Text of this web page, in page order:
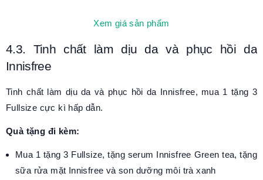
Xem giá sản phẩm
4.3. Tinh chất làm dịu da và phục hồi da
Innisfree
Tinh chất làm dịu da và phục hồi da Innisfree, mua 1 tặng 3
Fullsize cực kì hấp dẫn.
Quà tặng đi kèm:
Mua 1 tặng 3 Fullsize, tặng serum Innisfree Green tea, tặng
sữa rửa mặt Innisfree và son dưỡng môi trà xanh